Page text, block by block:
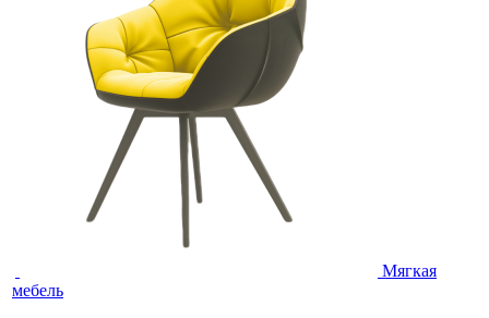
Мягкая
мебель